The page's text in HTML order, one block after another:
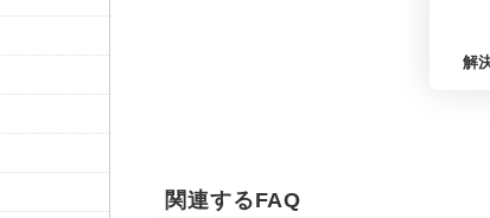
解
関連するFAQ